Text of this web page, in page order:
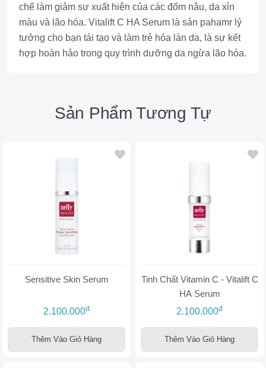
chế làm giảm sự xuất hiện của các đốm nâu, da xỉn
màu và lão hóa. Vitalift C HA Serum là sản pahamr lý
tưởng cho bạn tái tạo và làm trẻ hóa làn da, là sự kết
hợp hoàn hảo trong quy trình dưỡng da ngừa lão hóa.
Sản Phẩm Tương Tự
Sensitive Skin Serum
2.100.000đ
Thêm Vào Giỏ Hàng
Tinh Chất Vitamin C - Vitalift C
HA Serum
2.100.000đ
Thêm Vào Giỏ Hàng